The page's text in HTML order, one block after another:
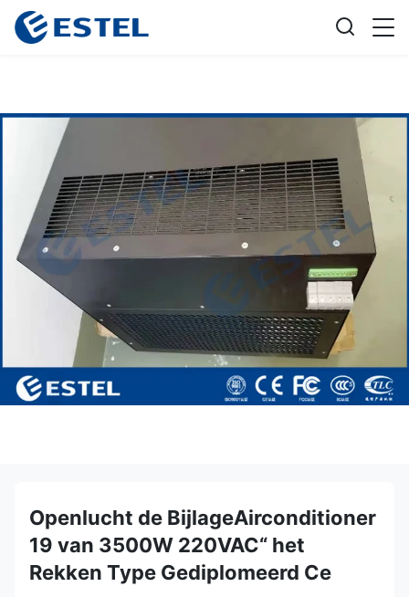
Openlucht de BijlageAirconditioner
19 van 3500W 220VAC“ het
Rekken Type Gediplomeerd Ce